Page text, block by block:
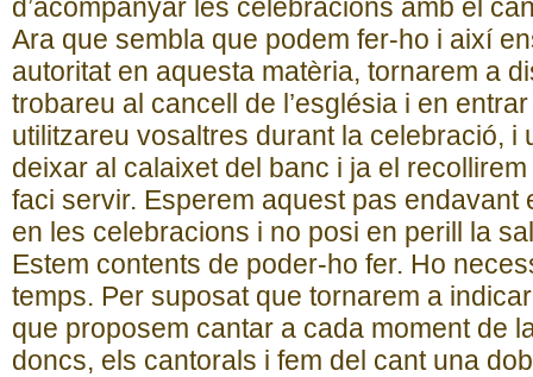
d’acompanyar les celebracions amb el
Ara que sembla que podem fer-ho i així
autoritat en aquesta matèria, tornarem a
trobareu al cancell de l’església i en
utilitzareu vosaltres durant la celebració, i
deixar al calaixet del banc i ja el
faci servir. Esperem aquest pas endavant
en les celebracions i no posi en perill la
Estem contents de poder-ho fer. Ho
temps. Per suposat que tornarem a
que proposem cantar a cada moment de
doncs, els cantorals i fem del cant una